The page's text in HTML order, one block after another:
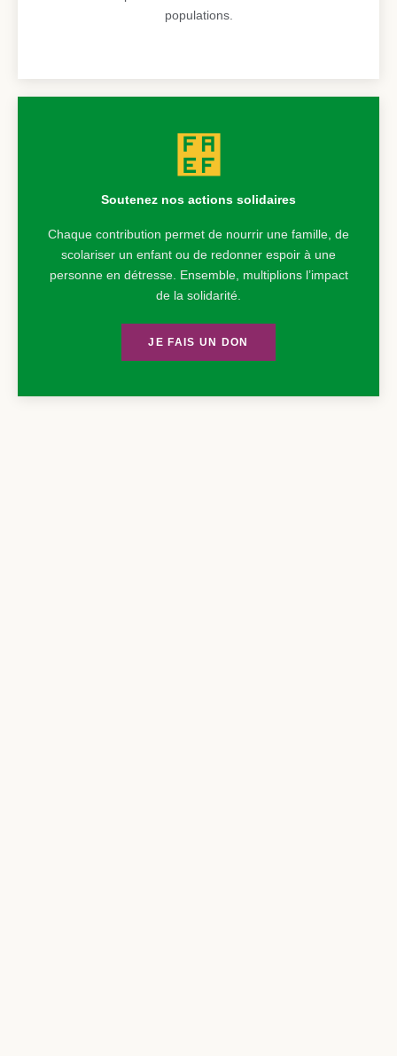
populations.
Soutenez nos actions solidaires
Chaque contribution permet de nourrir une famille, de
scolariser un enfant ou de redonner espoir à une
personne en détresse. Ensemble, multiplions l’impact
de la solidarité.
JE FAIS UN DON